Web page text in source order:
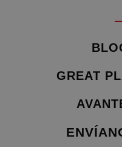
GREAT